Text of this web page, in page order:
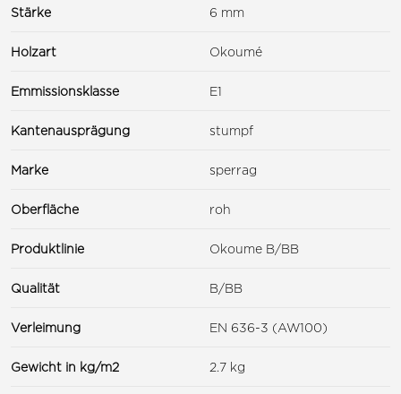
Stärke 6 mm
Holzart Okoumé
Emmissionsklasse E1
Kantenausprägung stumpf
Marke sperrag
Oberfläche roh
Produktlinie Okoume B/BB
Qualität B/BB
Verleimung EN 636-3 (AW100)
Gewicht in kg/m2 2.7 kg